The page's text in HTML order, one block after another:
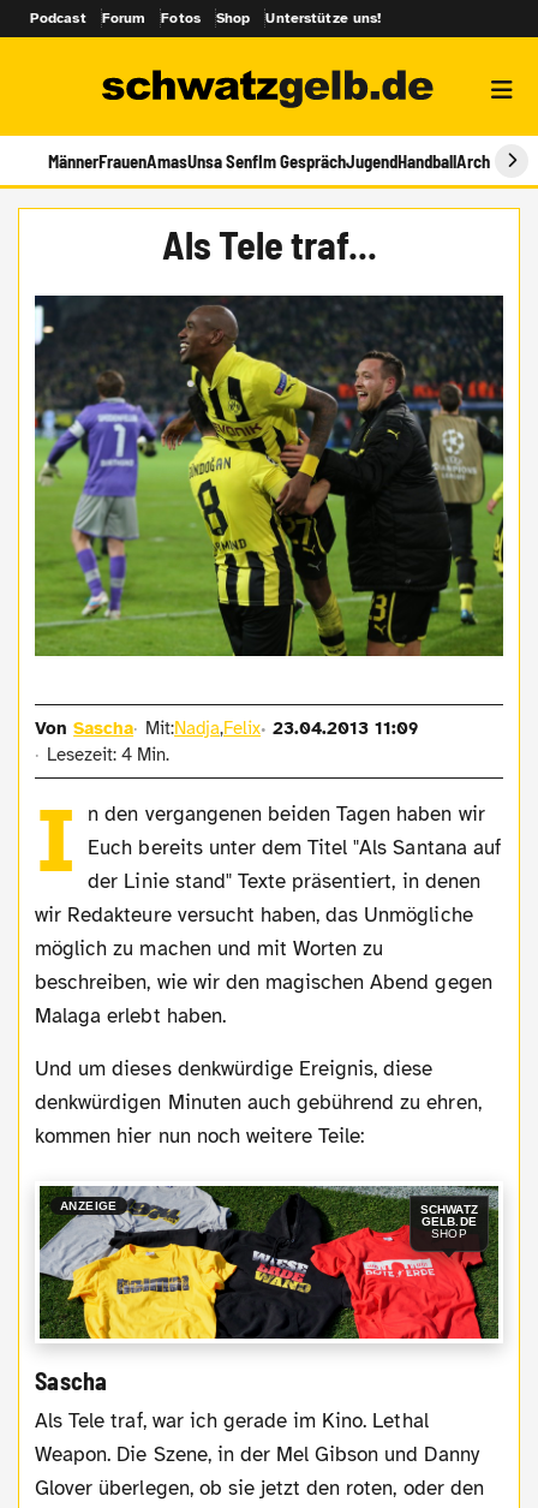
Podcast Forum Fotos Shop Unterstütze uns!
MännerFrauenAmasUnsa SenfIm GesprächJugendHandballArchiv
Als Tele traf...
VonSascha Mit:Nadja,Felix 23.04.2013 11:09
Lesezeit: 4 Min.
I
n den vergangenen beiden Tagen haben wir
Euch bereits unter dem Titel "Als Santana auf
der Linie stand" Texte präsentiert, in denen
wir Redakteure versucht haben, das Unmögliche
möglich zu machen und mit Worten zu
beschreiben, wie wir den magischen Abend gegen
Malaga erlebt haben.
Und um dieses denkwürdige Ereignis, diese
denkwürdigen Minuten auch gebührend zu ehren,
kommen hier nun noch weitere Teile:
ANZEIGE
SCHWATZ
GELB.DE
SHOP
Sascha
Als Tele traf, war ich gerade im Kino. Lethal
Weapon. Die Szene, in der Mel Gibson und Danny
Glover überlegen, ob sie jetzt den roten, oder den